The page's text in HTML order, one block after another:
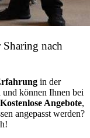
nach
in der
können Ihnen bei
Kostenlose Angebote,
angepasst werden?